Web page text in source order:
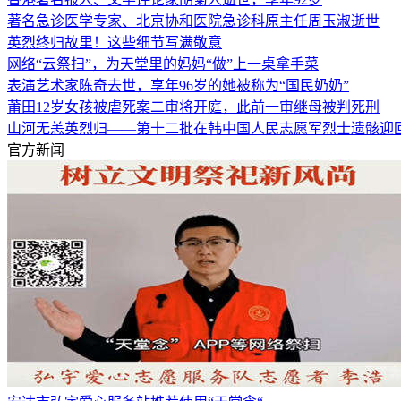
著名急诊医学专家、北京协和医院急诊科原主任周玉淑逝世
英烈终归故里！这些细节写满敬意
网络“云祭扫”，为天堂里的妈妈“做”上一桌拿手菜
表演艺术家陈奇去世，享年96岁的她被称为“国民奶奶”
莆田12岁女孩被虐死案二审将开庭，此前一审继母被判死刑
山河无恙英烈归——第十二批在韩中国人民志愿军烈士遗骸迎
官方新闻